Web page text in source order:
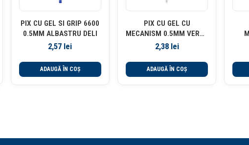
PIX CU GEL SI GRIP 6600
0.5MM ALBASTRU DELI
2,57 lei
ADAUGĂ ÎN COȘ
PIX CU GEL CU
MECANISM 0.5MM VERDE
DELIGHT DELI
2,38 lei
ADAUGĂ ÎN COȘ